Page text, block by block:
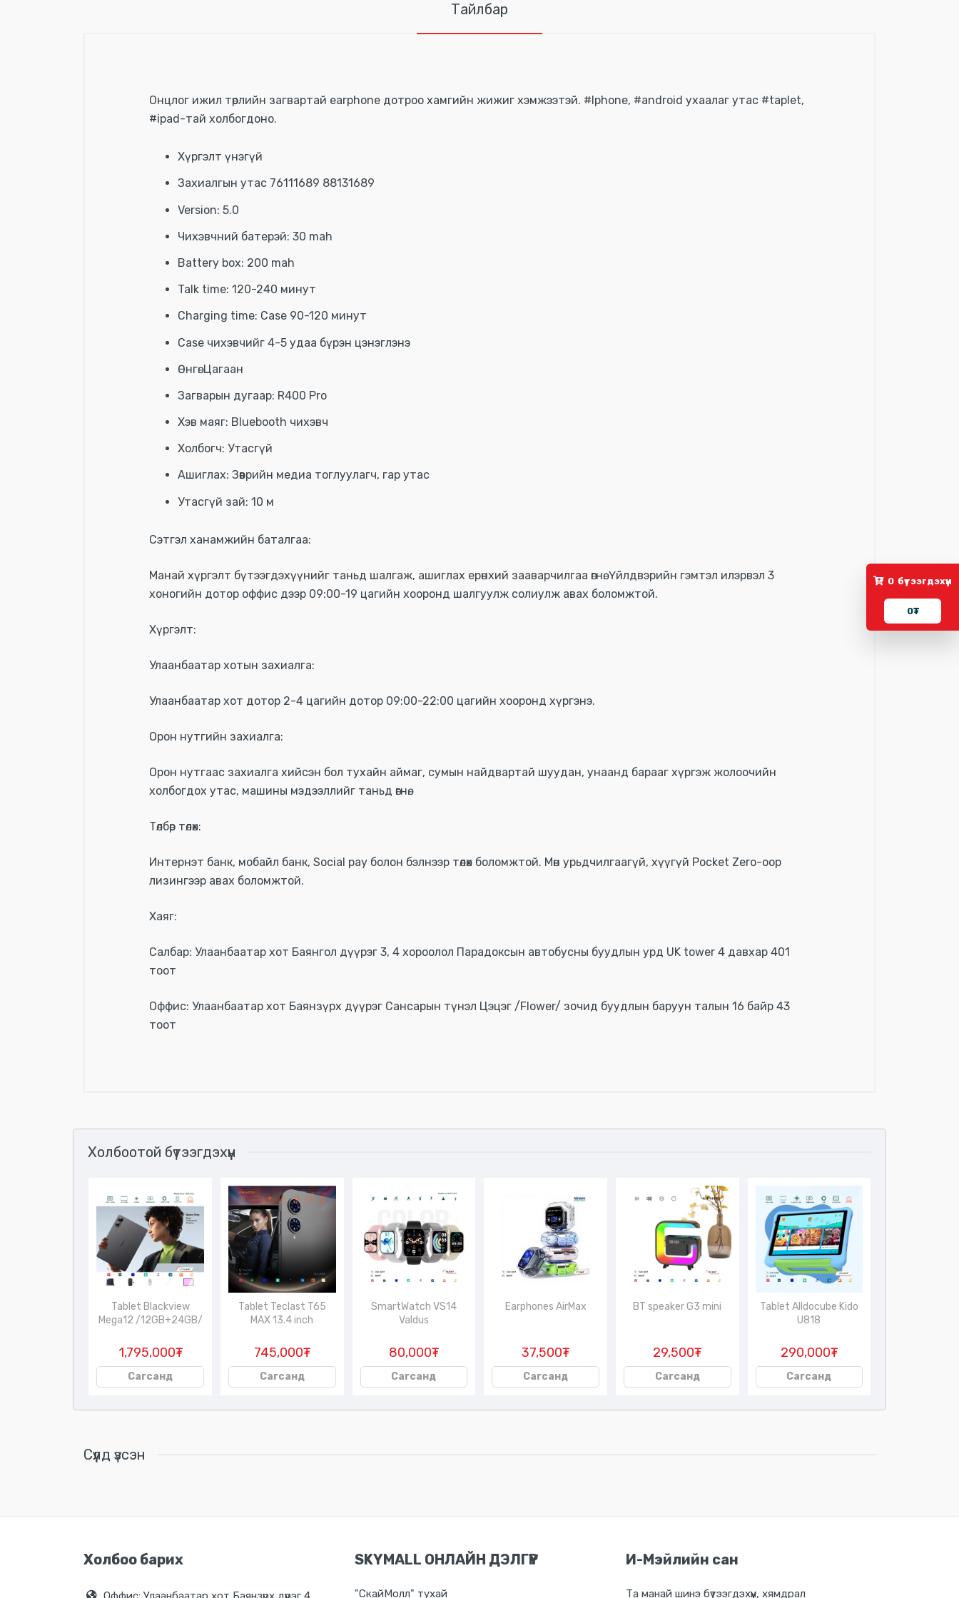
Тайлбар
Онцлог ижил төрлийн загвартай earphone дотроо хамгийн жижиг хэмжээтэй. #Iphone, #android ухаалаг утас #taplet,
#ipad-тай холбогдоно.
Хүргэлт үнэгүй
Захиалгын утас 76111689 88131689
Version: 5.0
Чихэвчний батерэй: 30 mah
Battery box: 200 mah
Talk time: 120-240 минут
Charging time: Case 90-120 минут
Case чихэвчийг 4-5 удаа бүрэн цэнэглэнэ
Өнгө: Цагаан
Загварын дугаар: R400 Pro
Хэв маяг: Bluebooth чихэвч
Холбогч: Утасгүй
Ашиглах: Зөөврийн медиа тоглуулагч, гар утас
Утасгүй зай: 10 м
Сэтгэл ханамжийн баталгаа:
Манай хүргэлт бүтээгдэхүүнийг таньд шалгаж, ашиглах ерөнхий зааварчилгаа өгнө. Үйлдвэрийн гэмтэл илэрвэл 3
хоногийн дотор оффис дээр 09:00-19 цагийн хооронд шалгуулж солиулж авах боломжтой.
Хүргэлт:
Улаанбаатар хотын захиалга:
Улаанбаатар хот дотор 2-4 цагийн дотор 09:00-22:00 цагийн хооронд хүргэнэ.
Орон нутгийн захиалга:
Орон нутгаас захиалга хийсэн бол тухайн аймаг, сумын найдвартай шуудан, унаанд барааг хүргэж жолоочийн
холбогдох утас, машины мэдээллийг таньд өгнө.
Төлбөр төлөх:
Интернэт банк, мобайл банк, Social pay болон бэлнээр төлөх боломжтой. Мөн урьдчилгаагүй, хүүгүй Pocket Zero-оор
лизингээр авах боломжтой.
Хаяг:
Салбар: Улаанбаатар хот Баянгол дүүрэг 3, 4 хороолол Парадоксын автобусны буудлын урд UK tower 4 давхар 401
тоот
Оффис: Улаанбаатар хот Баянзүрх дүүрэг Сансарын түнэл Цэцэг /Flower/ зочид буудлын баруун талын 16 байр 43
тоот
Холбоотой бүтээгдэхүүн
Tablet Blackview
Mega12 /12GB+24GB/
1,795,000₮
Сагсанд
Tablet Teclast T65
MAX 13.4 inch
745,000₮
Сагсанд
SmartWatch VS14
Valdus
80,000₮
Сагсанд
Earphones AirMax
37,500₮
Сагсанд
BT speaker G3 mini
29,500₮
Сагсанд
Tablet Alldocube Kido
U818
290,000₮
Сагсанд
Сүүлд үзсэн
Холбоо барих SKYMALL ОНЛАЙН ДЭЛГҮҮР
"СкайМолл" тухай
И-Мэйлийн сан
Та манай шинэ бүтээгдэхүүн, хямдрал
0 бүтээгдэхүүн
0₮